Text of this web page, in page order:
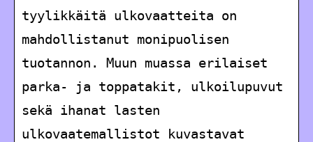
tyylikkäitä ulkovaatteita on
mahdollistanut monipuolisen
tuotannon. Muun muassa erilaiset
parka- ja toppatakit, ulkoilupuvut
sekä ihanat lasten
ulkovaatemallistot kuvastavat